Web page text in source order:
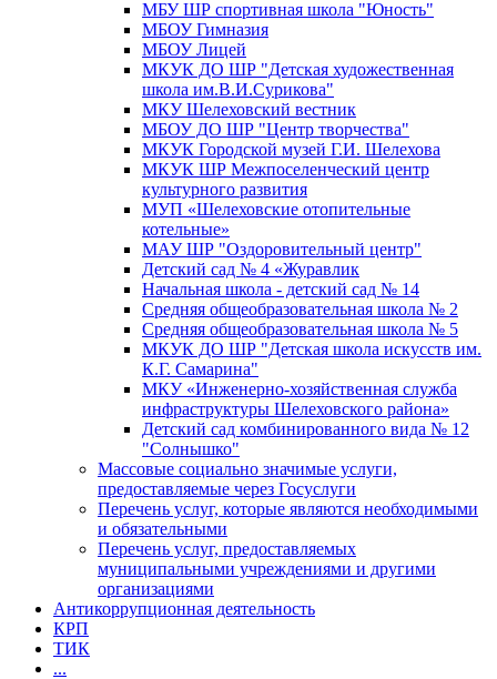
МБУ ШР спортивная школа "Юность"
МБОУ Гимназия
МБОУ Лицей
МКУК ДО ШР "Детская художественная
школа им.В.И.Сурикова"
МКУ Шелеховский вестник
МБОУ ДО ШР "Центр творчества"
МКУК Городской музей Г.И. Шелехова
МКУК ШР Межпоселенческий центр
культурного развития
МУП «Шелеховские отопительные
котельные»
МАУ ШР "Оздоровительный центр"
Детский сад № 4 «Журавлик
Начальная школа - детский сад № 14
Средняя общеобразовательная школа № 2
Средняя общеобразовательная школа № 5
МКУК ДО ШР "Детская школа искусств им.
К.Г. Самарина"
МКУ «Инженерно-хозяйственная служба
инфраструктуры Шелеховского района»
Детский сад комбинированного вида № 12
"Солнышко"
Массовые социально значимые услуги,
предоставляемые через Госуслуги
Перечень услуг, которые являются необходимыми
и обязательными
Перечень услуг, предоставляемых
муниципальными учреждениями и другими
организациями
Антикоррупционная деятельность
КРП
ТИК
...